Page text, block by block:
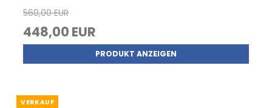
560,00 EUR
448,00 EUR
PRODUKT ANZEIGEN
VERKAUF